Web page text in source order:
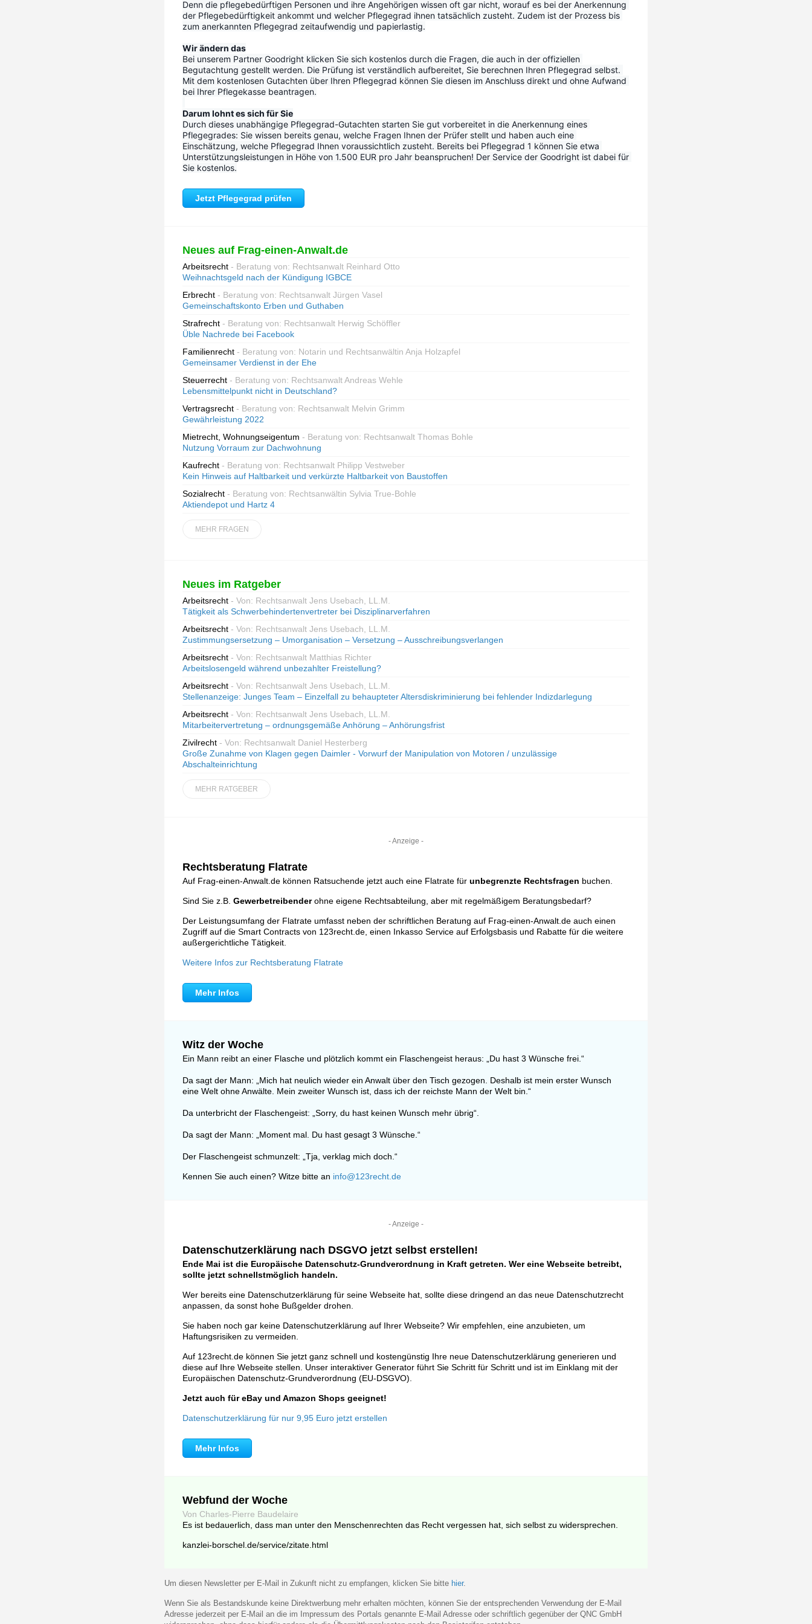
Denn die pflegebedürftigen Personen und ihre Angehörigen wissen oft gar nicht, worauf es bei der Anerkennung
der Pflegebedürftigkeit ankommt und welcher Pflegegrad ihnen tatsächlich zusteht. Zudem ist der Prozess bis
zum anerkannten Pflegegrad zeitaufwendig und papierlastig.
Wir ändern das
Bei unserem Partner Goodright klicken Sie sich kostenlos durch die Fragen, die auch in der offiziellen
Begutachtung gestellt werden. Die Prüfung ist verständlich aufbereitet, Sie berechnen Ihren Pflegegrad selbst.
Mit dem kostenlosen Gutachten über Ihren Pflegegrad können Sie diesen im Anschluss direkt und ohne Aufwand
bei Ihrer Pflegekasse beantragen.
Darum lohnt es sich für Sie
Durch dieses unabhängige Pflegegrad-Gutachten starten Sie gut vorbereitet in die Anerkennung eines
Pflegegrades: Sie wissen bereits genau, welche Fragen Ihnen der Prüfer stellt und haben auch eine
Einschätzung, welche Pflegegrad Ihnen voraussichtlich zusteht. Bereits bei Pflegegrad 1 können Sie etwa
Unterstützungsleistungen in Höhe von 1.500 EUR pro Jahr beanspruchen! Der Service der Goodright ist dabei für
Sie kostenlos.
Jetzt Pflegegrad prüfen
Neues auf Frag-einen-Anwalt.de
Arbeitsrecht - Beratung von: Rechtsanwalt Reinhard Otto
Weihnachtsgeld nach der Kündigung IGBCE
Erbrecht - Beratung von: Rechtsanwalt Jürgen Vasel
Gemeinschaftskonto Erben und Guthaben
Strafrecht - Beratung von: Rechtsanwalt Herwig Schöffler
Üble Nachrede bei Facebook
Familienrecht - Beratung von: Notarin und Rechtsanwältin Anja Holzapfel
Gemeinsamer Verdienst in der Ehe
Steuerrecht - Beratung von: Rechtsanwalt Andreas Wehle
Lebensmittelpunkt nicht in Deutschland?
Vertragsrecht - Beratung von: Rechtsanwalt Melvin Grimm
Gewährleistung 2022
Mietrecht, Wohnungseigentum - Beratung von: Rechtsanwalt Thomas Bohle
Nutzung Vorraum zur Dachwohnung
Kaufrecht - Beratung von: Rechtsanwalt Philipp Vestweber
Kein Hinweis auf Haltbarkeit und verkürzte Haltbarkeit von Baustoffen
Sozialrecht - Beratung von: Rechtsanwältin Sylvia True-Bohle
Aktiendepot und Hartz 4
MEHR FRAGEN
Neues im Ratgeber
Arbeitsrecht - Von: Rechtsanwalt Jens Usebach, LL.M.
Tätigkeit als Schwerbehindertenvertreter bei Disziplinarverfahren
Arbeitsrecht - Von: Rechtsanwalt Jens Usebach, LL.M.
Zustimmungsersetzung – Umorganisation – Versetzung – Ausschreibungsverlangen
Arbeitsrecht - Von: Rechtsanwalt Matthias Richter
Arbeitslosengeld während unbezahlter Freistellung?
Arbeitsrecht - Von: Rechtsanwalt Jens Usebach, LL.M.
Stellenanzeige: Junges Team – Einzelfall zu behaupteter Altersdiskriminierung bei fehlender Indizdarlegung
Arbeitsrecht - Von: Rechtsanwalt Jens Usebach, LL.M.
Mitarbeitervertretung – ordnungsgemäße Anhörung – Anhörungsfrist
Zivilrecht - Von: Rechtsanwalt Daniel Hesterberg
Große Zunahme von Klagen gegen Daimler - Vorwurf der Manipulation von Motoren / unzulässige
Abschalteinrichtung
MEHR RATGEBER
- Anzeige -
Rechtsberatung Flatrate
Auf Frag-einen-Anwalt.de können Ratsuchende jetzt auch eine Flatrate für unbegrenzte Rechtsfragen buchen.
Sind Sie z.B. Gewerbetreibenderohne eigene Rechtsabteilung, aber mit regelmäßigem Beratungsbedarf?
Der Leistungsumfang der Flatrate umfasst neben der schriftlichen Beratung auf Frag-einen-Anwalt.de auch einen
Zugriff auf die Smart Contracts von 123recht.de, einen Inkasso Service auf Erfolgsbasis und Rabatte für die weitere
außergerichtliche Tätigkeit.
Weitere Infos zur Rechtsberatung Flatrate
Mehr Infos
Witz der Woche
Ein Mann reibt an einer Flasche und plötzlich kommt ein Flaschengeist heraus: „Du hast 3 Wünsche frei.“
Da sagt der Mann: „Mich hat neulich wieder ein Anwalt über den Tisch gezogen. Deshalb ist mein erster Wunsch
eine Welt ohne Anwälte. Mein zweiter Wunsch ist, dass ich der reichste Mann der Welt bin.“
Da unterbricht der Flaschengeist: „Sorry, du hast keinen Wunsch mehr übrig“.
Da sagt der Mann: „Moment mal. Du hast gesagt 3 Wünsche.“
Der Flaschengeist schmunzelt: „Tja, verklag mich doch.“
Kennen Sie auch einen? Witze bitte an info@123recht.de
- Anzeige -
Datenschutzerklärung nach DSGVO jetzt selbst erstellen!
Ende Mai ist die Europäische Datenschutz-Grundverordnung in Kraft getreten. Wer eine Webseite betreibt,
sollte jetzt schnellstmöglich handeln.
Wer bereits eine Datenschutzerklärung für seine Webseite hat, sollte diese dringend an das neue Datenschutzrecht
anpassen, da sonst hohe Bußgelder drohen.
Sie haben noch gar keine Datenschutzerklärung auf Ihrer Webseite? Wir empfehlen, eine anzubieten, um
Haftungsrisiken zu vermeiden.
Auf 123recht.de können Sie jetzt ganz schnell und kostengünstig Ihre neue Datenschutzerklärung generieren und
diese auf Ihre Webseite stellen. Unser interaktiver Generator führt Sie Schritt für Schritt und ist im Einklang mit der
Europäischen Datenschutz-Grundverordnung (EU-DSGVO).
Jetzt auch für eBay und Amazon Shops geeignet!
Datenschutzerklärung für nur 9,95 Euro jetzt erstellen
Mehr Infos
Webfund der Woche
Von Charles-Pierre Baudelaire
Es ist bedauerlich, dass man unter den Menschenrechten das Recht vergessen hat, sich selbst zu widersprechen.
kanzlei-borschel.de/service/zitate.html
Um diesen Newsletter per E-Mail in Zukunft nicht zu empfangen, klicken Sie bitte hier.
Wenn Sie als Bestandskunde keine Direktwerbung mehr erhalten möchten, können Sie der entsprechenden Verwendung der E-Mail
Adresse jederzeit per E-Mail an die im Impressum des Portals genannte E-Mail Adresse oder schriftlich gegenüber der QNC GmbH